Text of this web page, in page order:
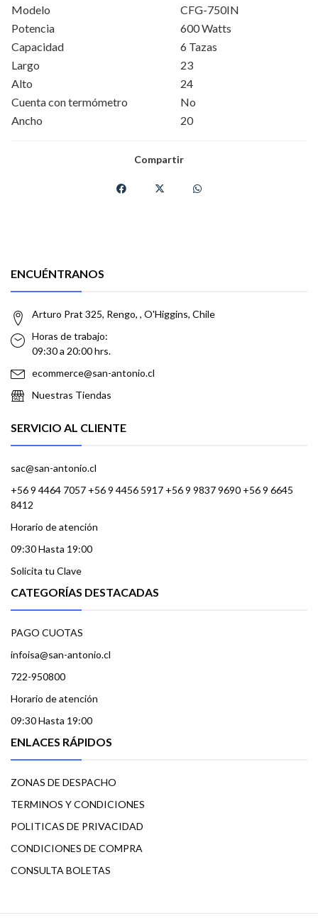
Modelo
CFG-750IN
Potencia
600 Watts
Capacidad
6 Tazas
Largo
23
Alto
24
Cuenta con termómetro
No
Ancho
20
Compartir
ENCUÉNTRANOS
Arturo Prat 325, Rengo, , O'Higgins, Chile
Horas de trabajo:
09:30 a 20:00 hrs.
ecommerce@san-antonio.cl
Nuestras Tiendas
SERVICIO AL CLIENTE
sac@san-antonio.cl
+56 9 4464 7057 +56 9 4456 5917 +56 9 9837 9690 +56 9 6645
8412
Horario de atención
09:30 Hasta 19:00
Solicita tu Clave
CATEGORÍAS DESTACADAS
PAGO CUOTAS
infoisa@san-antonio.cl
722-950800
Horario de atención
09:30 Hasta 19:00
ENLACES RÁPIDOS
ZONAS DE DESPACHO
TERMINOS Y CONDICIONES
POLITICAS DE PRIVACIDAD
CONDICIONES DE COMPRA
CONSULTA BOLETAS